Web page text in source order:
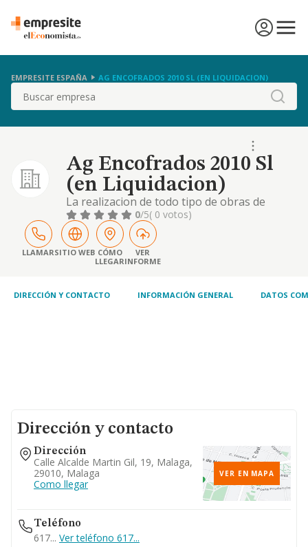
EMPRESITE ESPAÑA AG ENCOFRADOS 2010 SL (EN LIQUIDACION)
Buscar
Ag Encofrados 2010 Sl
(en Liquidacion)
La realizacion de todo tipo de obras de
construccion, reparacion, conservacion y
mantenimiento de instalaciones e inmuebles
de cualquier indole, asi como obras civiles. -
la adquisicion de cualquier clase de finca,
pudien
0/5( 0 votos)
LLAMARSITIO WEB CÓMO
LLEGAR
VER
INFORME
DIRECCIÓN Y CONTACTO INFORMACIÓN GENERAL DATOS
Dirección y contacto
Dirección
Calle Alcalde Martin Gil, 19, Malaga,
29010, Malaga
Como llegar
VER EN MAPA
Teléfono
617... Ver teléfono 617...